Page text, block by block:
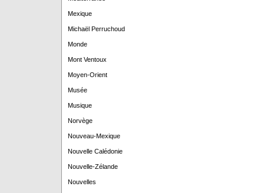
Mexique
Michaël Perruchoud
Monde
Mont Ventoux
Moyen-Orient
Musée
Musique
Norvège
Nouveau-Mexique
Nouvelle Calédonie
Nouvelle-Zélande
Nouvelles